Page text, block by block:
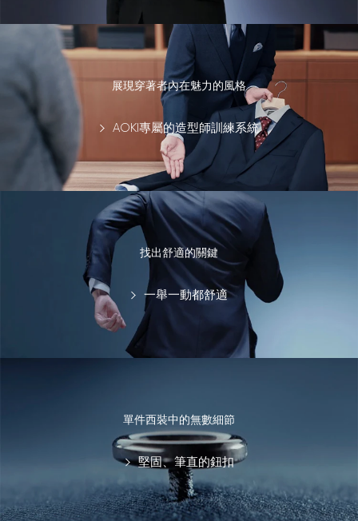
展現穿著者內在魅力的風格
AOKI專屬的造型師訓練系統
找出舒適的關鍵
一舉一動都舒適
單件西裝中的無數細節
堅固、筆直的鈕扣